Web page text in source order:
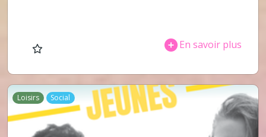
En savoir plus
Loisirs Social